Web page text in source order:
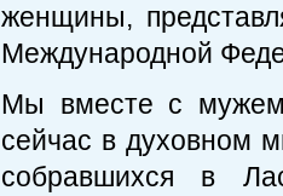
женщины,
Международной
Мы вместе с
сейчас в духовном
собравшихся в